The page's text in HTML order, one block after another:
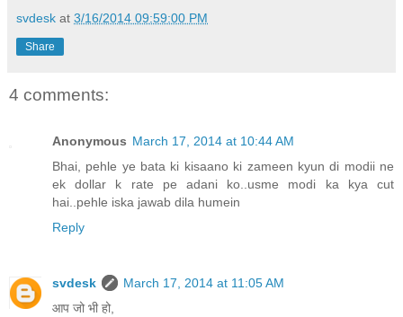
svdesk at 3/16/2014 09:59:00 PM
Share
4 comments:
Anonymous March 17, 2014 at 10:44 AM
Bhai, pehle ye bata ki kisaano ki zameen kyun di modii ne
ek dollar k rate pe adani ko..usme modi ka kya cut
hai..pehle iska jawab dila humein
Reply
svdesk
March 17, 2014 at 11:05 AM
आप जो भी हो,